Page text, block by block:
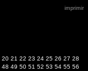
imprimir
20 21 22 23 24 25 26 27 28
48 49 50 51 52 53 54 55 56